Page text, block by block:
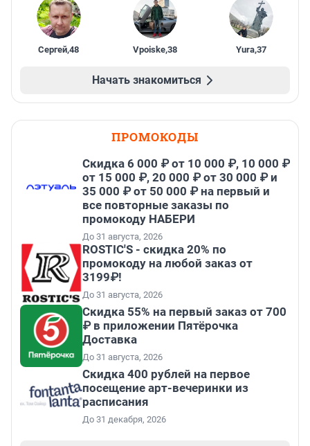
Сергей,48 Vpoiske,38 Yura,37
Начать знакомиться
ПРОМОКОДЫ
Скидка 6 000 ₽ от 10 000 ₽, 10 000 ₽
от 15 000 ₽, 20 000 ₽ от 30 000 ₽ и
35 000 ₽ от 50 000 ₽ на первый и
все повторные заказы по
промокоду НАБЕРИ
До 31 августа, 2026
ROSTIC'S - скидка 20% по
промокоду на любой заказ от
3199₽!
До 31 августа, 2026
Скидка 55% на первый заказ от 700
₽ в приложении Пятёрочка
Доставка
До 31 августа, 2026
Cкидка 400 рублей на первое
посещение арт-вечеринки из
расписания
До 31 декабря, 2026